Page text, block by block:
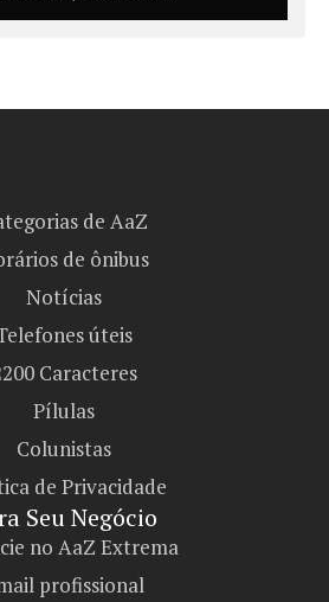
de AaZ
de ônibus
Notícias
úteis
Caracteres
Pílulas
Colunistas
de Privacidade
Seu Negócio​
no AaZ Extrema
profissional